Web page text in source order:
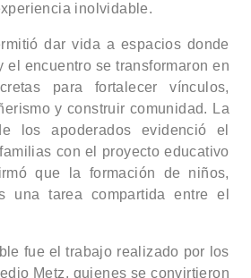
inolvidable.
dar vida a espacios donde
el encuentro se transformaron en
para fortalecer vínculos,
y construir comunidad. La
los apoderados evidenció el
con el proyecto educativo
que la formación de niños,
una tarea compartida entre el
fue el trabajo realizado por los
Metz, quienes se convirtieron